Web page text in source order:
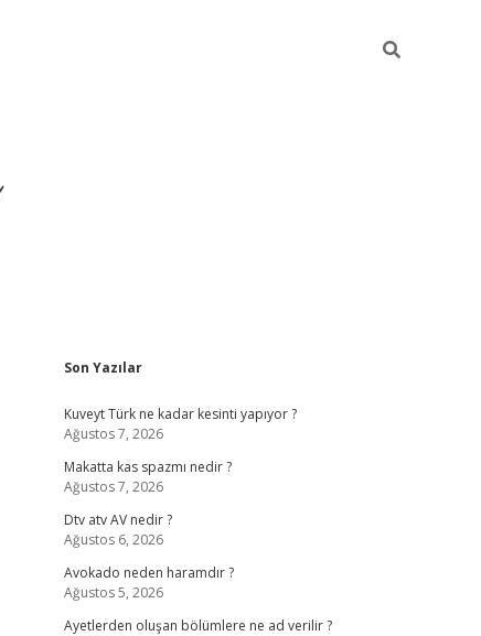
Sidebar
Son Yazılar
Kuveyt Türk ne kadar kesinti yapıyor ?
Ağustos 7, 2026
Makatta kas spazmı nedir ?
Ağustos 7, 2026
Dtv atv AV nedir ?
Ağustos 6, 2026
Avokado neden haramdır ?
Ağustos 5, 2026
Ayetlerden oluşan bölümlere ne ad verilir ?